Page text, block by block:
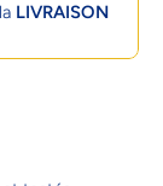
LIVRAISON